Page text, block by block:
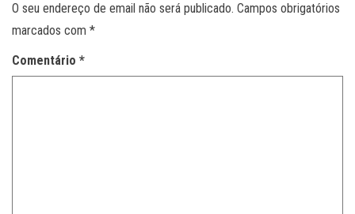
O seu endereço de email não será publicado. Campos obrigatórios
marcados com *
Comentário *